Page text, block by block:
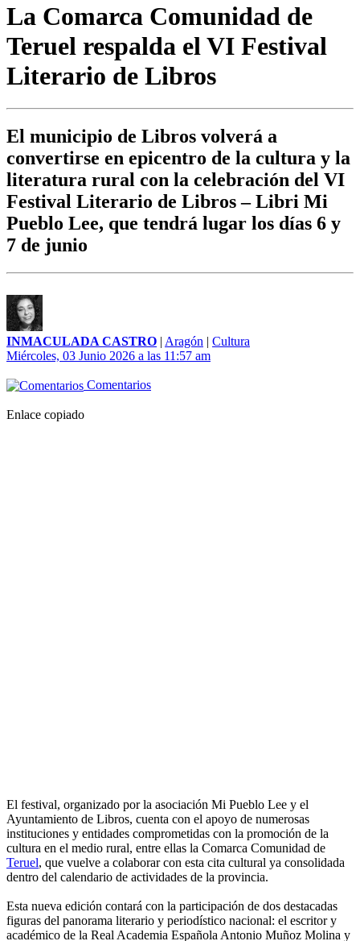
La Comarca Comunidad de
Teruel respalda el VI Festival
Literario de Libros
El municipio de Libros volverá a
convertirse en epicentro de la cultura y la
literatura rural con la celebración del VI
Festival Literario de Libros – Libri Mi
Pueblo Lee, que tendrá lugar los días 6 y
7 de junio
INMACULADA CASTRO | Aragón | Cultura
Miércoles, 03 Junio 2026 a las 11:57 am
Comentarios
Enlace copiado
El festival, organizado por la asociación Mi Pueblo Lee y el
Ayuntamiento de Libros, cuenta con el apoyo de numerosas
instituciones y entidades comprometidas con la promoción de la
cultura en el medio rural, entre ellas la Comarca Comunidad de
Teruel, que vuelve a colaborar con esta cita cultural ya consolidada
dentro del calendario de actividades de la provincia.
Esta nueva edición contará con la participación de dos destacadas
figuras del panorama literario y periodístico nacional: el escritor y
académico de la Real Academia Española Antonio Muñoz Molina y